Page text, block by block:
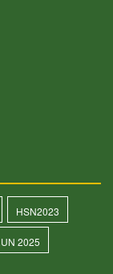
HSN2023
2025